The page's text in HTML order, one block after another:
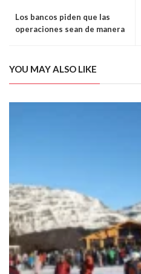
Los bancos piden que las
operaciones sean de manera
YOU MAY ALSO LIKE